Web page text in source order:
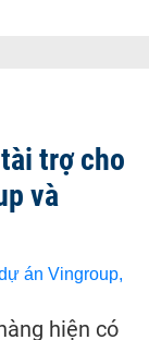
trợ cho
và
hiện có